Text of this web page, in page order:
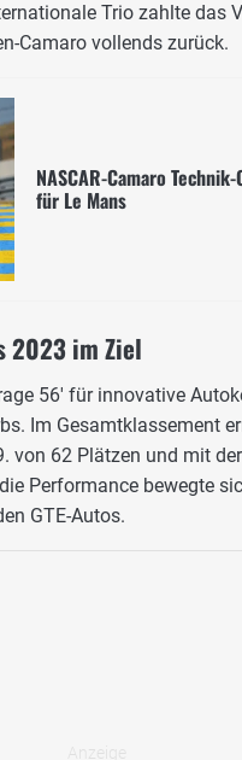
Trio zahlte das
Camaro vollends zurück.
NASCAR-Camaro
für Le Mans
2023 im Ziel
56' für innovative
Im Gesamtklassement
von 62 Plätzen und mit
Performance bewegte
GTE-Autos.